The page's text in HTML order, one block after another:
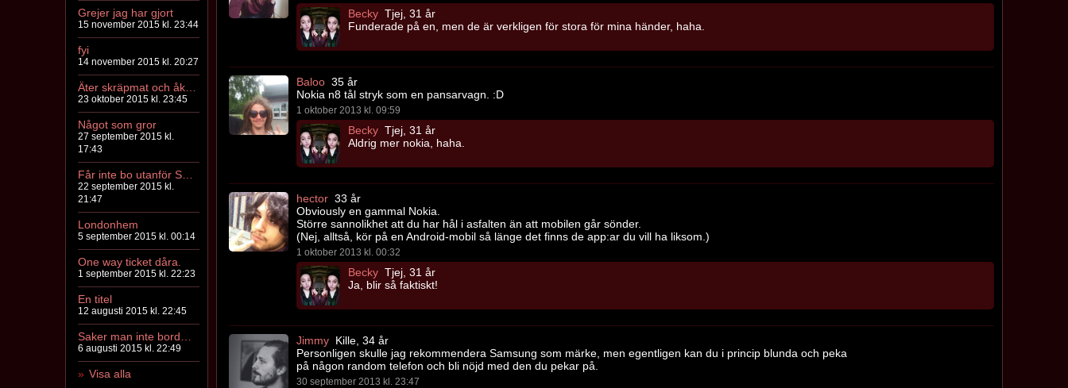
Grejer jag har gjort
15 november 2015 kl. 23:44
fyi
14 november 2015 kl. 20:27
23 oktober 2015 kl. 23:45
Något som gror
27 september 2015 kl.
17:43
22 september 2015 kl.
21:47
Londonhem
5 september 2015 kl. 00:14
One way ticket dåra.
1 september 2015 kl. 22:23
En titel
12 augusti 2015 kl. 22:45
6 augusti 2015 kl. 22:49
Visa alla
Becky Tjej, 31 år
Funderade på en, men de är verkligen för stora för mina händer, haha.
Baloo 35 år
Nokia n8 tål stryk som en pansarvagn. :D
1 oktober 2013 kl. 09:59
Becky Tjej, 31 år
Aldrig mer nokia, haha.
hector 33 år
Obviously en gammal Nokia.
Större sannolikhet att du har hål i asfalten än att mobilen går sönder.
(Nej, alltså, kör på en Android-mobil så länge det finns de app:ar du vill ha liksom.)
1 oktober 2013 kl. 00:32
Becky Tjej, 31 år
Ja, blir så faktiskt!
Jimmy Kille, 34 år
Personligen skulle jag rekommendera Samsung som märke, men egentligen kan du i princip blunda och peka
på någon random telefon och bli nöjd med den du pekar på.
30 september 2013 kl. 23:47